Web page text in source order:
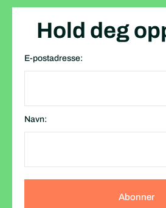
Hold deg
E-postadresse:
Navn: